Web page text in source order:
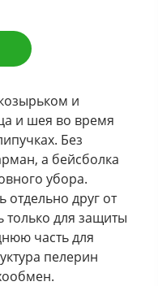
и
и шея во время
Без
а бейсболка
убора.
друг от
только для защиты
часть для
пелерин